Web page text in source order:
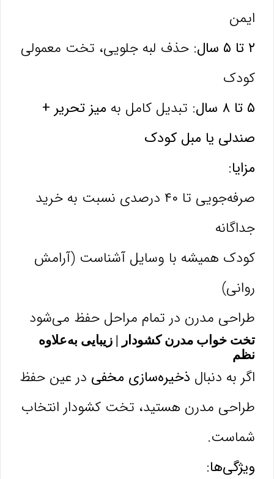
ایمن
۲ تا ۵ سال:
حذف لبه جلویی، تخت معمولی
کودک
۵ تا ۸ سال:
تبدیل کامل به میز تحریر +
صندلی یا مبل کودک
مزایا:
صرفه‌جویی تا ۴۰ درصدی نسبت به خرید
جداگانه
کودک همیشه با وسایل آشناست (آرامش
روانی)
طراحی مدرن در تمام مراحل حفظ می‌شود
تخت خواب مدرن کشودار | زیبایی به‌علاوه
نظم
اگر به دنبال ذخیره‌سازی مخفی در عین حفظ
طراحی مدرن هستید، تخت کشودار انتخاب
شماست.
ویژگی‌ها: